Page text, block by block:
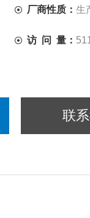
厂商性质：生
访 问 量：
联